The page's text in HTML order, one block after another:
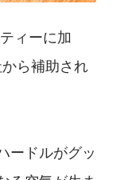
ィーに加
ら補助され
ードルがグッ